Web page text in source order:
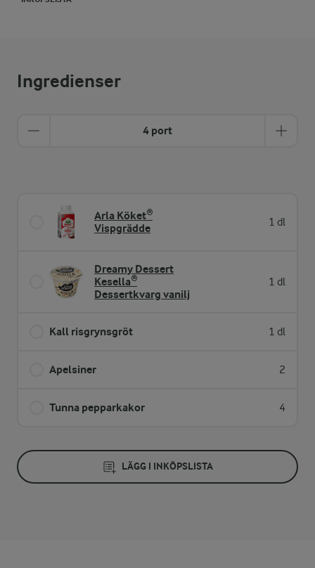
Ingredienser
4 port
Arla Köket®
Vispgrädde
1 dl
Dreamy Dessert
Kesella®
Dessertkvarg vanilj
1 dl
Kall risgrynsgröt 1 dl
Apelsiner 2
Tunna pepparkakor 4
LÄGG I INKÖPSLISTA